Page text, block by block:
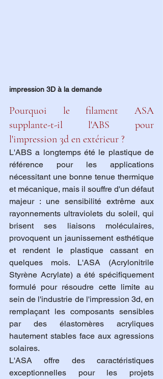
impression 3D à la demande
Pourquoi le filament ASA
supplante-t-il l'ABS pour
l'impression 3d en extérieur ?
L'ABS a longtemps été le plastique de
référence pour les applications
nécessitant une bonne tenue thermique
et mécanique, mais il souffre d'un défaut
majeur : une sensibilité extrême aux
rayonnements ultraviolets du soleil, qui
brisent ses liaisons moléculaires,
provoquent un jaunissement esthétique
et rendent le plastique cassant en
quelques mois. L'ASA (Acrylonitrile
Styrène Acrylate) a été spécifiquement
formulé pour résoudre cette limite au
sein de l'industrie de l'impression 3d, en
remplaçant les composants sensibles
par des élastomères acryliques
hautement stables face aux agressions
solaires.
L'ASA offre des caractéristiques
exceptionnelles pour les projets